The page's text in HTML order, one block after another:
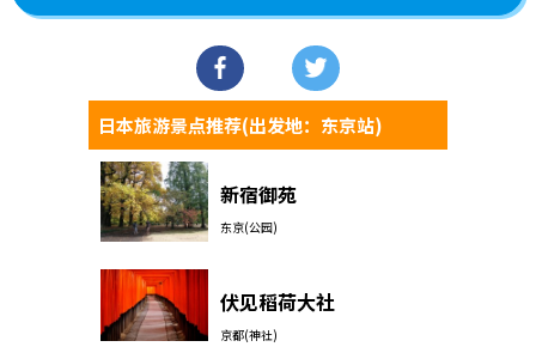
日本旅游景点推荐(出发地：东京站)
新宿御苑
东京(公园)
伏见稻荷大社
京都(神社)